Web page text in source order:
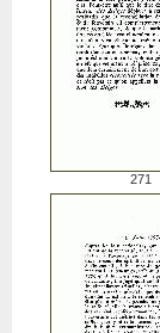
271